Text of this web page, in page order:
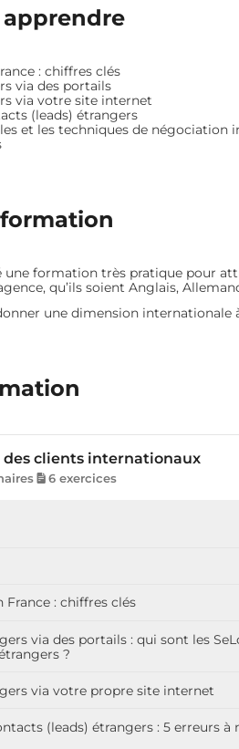
apprendre
: chiffres clés
via des portails
via votre site internet
(leads) étrangers
et les techniques de négociation
une formation très pratique pour
qu’ils soient Anglais,
une dimension internationale
des clients internationaux
6 exercices
France : chiffres clés
via des portails : qui sont les
?
via votre propre site internet
(leads) étrangers : 5 erreurs à